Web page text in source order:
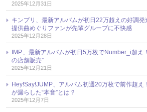
2025年12月31日
キンプリ、最新アルバムが初日22万超えの好調
提供曲めぐりファンが先輩グループに不快感
2025年12月28日
IMP.、最新アルバムが初日5万枚でNumber_i超
の店舗販売”
2025年12月21日
Hey!Say!JUMP、アルバム初週20万枚で前作超
が漏らした“本音”とは？
2025年12月7日